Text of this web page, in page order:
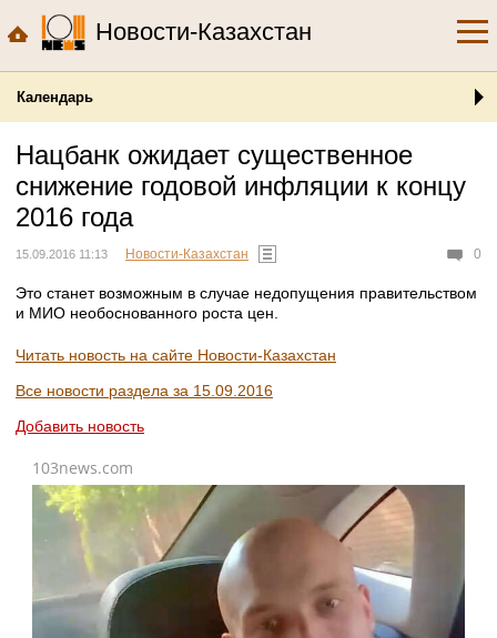
Новости-Казахстан
Календарь
Нацбанк ожидает существенное
снижение годовой инфляции к концу
2016 года
0
15.09.2016 11:13 Новости-Казахстан
Это станет возможным в случае недопущения правительством
и МИО необоснованного роста цен.
Читать новость на сайте Новости-Казахстан
Все новости раздела за 15.09.2016
Добавить новость
103news.com